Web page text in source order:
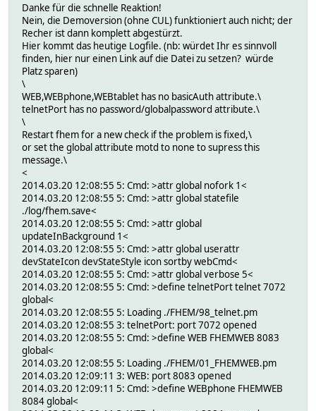
Danke für die schnelle Reaktion!
Nein, die Demoversion (ohne CUL) funktioniert auch nicht; der
Recher ist dann komplett abgestürzt.
Hier kommt das heutige Logfile. (nb: würdet Ihr es sinnvoll
finden, hier nur einen Link auf die Datei zu setzen? würde
Platz sparen)
\
WEB,WEBphone,WEBtablet has no basicAuth attribute.\
telnetPort has no password/globalpassword attribute.\
\
Restart fhem for a new check if the problem is fixed,\
or set the global attribute motd to none to supress this
message.\
<
2014.03.20 12:08:55 5: Cmd: >attr global nofork 1<
2014.03.20 12:08:55 5: Cmd: >attr global statefile
./log/fhem.save<
2014.03.20 12:08:55 5: Cmd: >attr global
updateInBackground 1<
2014.03.20 12:08:55 5: Cmd: >attr global userattr
devStateIcon devStateStyle icon sortby webCmd<
2014.03.20 12:08:55 5: Cmd: >attr global verbose 5<
2014.03.20 12:08:55 5: Cmd: >define telnetPort telnet 7072
global<
2014.03.20 12:08:55 5: Loading ./FHEM/98_telnet.pm
2014.03.20 12:08:55 3: telnetPort: port 7072 opened
2014.03.20 12:08:55 5: Cmd: >define WEB FHEMWEB 8083
global<
2014.03.20 12:08:55 5: Loading ./FHEM/01_FHEMWEB.pm
2014.03.20 12:09:11 3: WEB: port 8083 opened
2014.03.20 12:09:11 5: Cmd: >define WEBphone FHEMWEB
8084 global<